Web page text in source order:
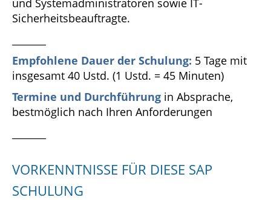
und Systemadministratoren sowie IT-
Sicherheitsbeauftragte.
Empfohlene Dauer der Schulung: 5 Tage mit
insgesamt 40 Ustd. (1 Ustd. = 45 Minuten)
Termine und Durchführung in Absprache,
bestmöglich nach Ihren Anforderungen
VORKENNTNISSE FÜR DIESE SAP
SCHULUNG